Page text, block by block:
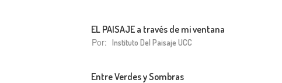
EL PAISAJE a través de mi ventana
Por: Instituto Del Paisaje UCC
Entre Verdes y Sombras